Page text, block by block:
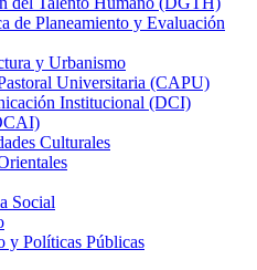
de Planeamiento y Evaluación
y Urbanismo
Universitaria (CAPU)
Institucional (DCI)
Culturales
Social
y Políticas Públicas